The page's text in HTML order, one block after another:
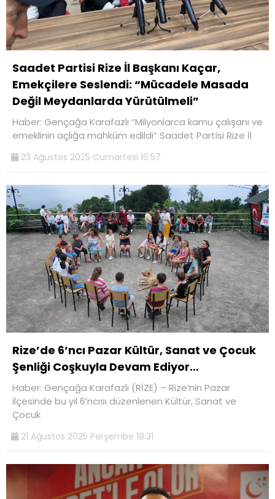
Saadet Partisi Rize İl Başkanı Kaçar,
Emekçilere Seslendi: “Mücadele Masada
Değil Meydanlarda Yürütülmeli”
Haber: Gençağa Karafazlı “Milyonlarca kamu çalışanı ve
emeklinin açlığa mahkûm edildi” Saadet Partisi Rize İl
23 Ağustos 2025 Cumartesi 16:57
Rize’de 6’ncı Pazar Kültür, Sanat ve Çocuk
Şenliği Coşkuyla Devam Ediyor…
Haber: Gençağa Karafazlı (RİZE) – Rize’nin Pazar
ilçesinde bu yıl 6’ncısı düzenlenen Kültür, Sanat ve
Çocuk
21 Ağustos 2025 Perşembe 18:31